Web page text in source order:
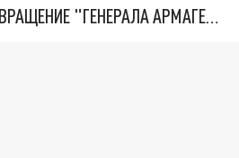
ТРИ ГЛАВНЫХ ИНСАЙДА ОБ СВО. ОТМЕНА МОБИЛИЗАЦИИ И ВОЗВРАЩЕНИЕ "ГЕНЕРАЛА АРМАГЕДДОНА"? ОТЛИЧНЫЕ НОВОСТИ, КОТОРЫЕ ЖДАЛИ ВСЕ